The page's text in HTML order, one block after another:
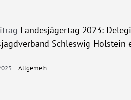
Landesjägertag 2023:
Schleswig-Holstein
| Allgemein